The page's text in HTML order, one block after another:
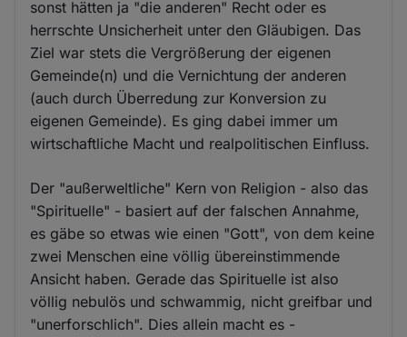
sonst hätten ja "die anderen" Recht oder es
herrschte Unsicherheit unter den Gläubigen. Das
Ziel war stets die Vergrößerung der eigenen
Gemeinde(n) und die Vernichtung der anderen
(auch durch Überredung zur Konversion zu
eigenen Gemeinde). Es ging dabei immer um
wirtschaftliche Macht und realpolitischen Einfluss.
Der "außerweltliche" Kern von Religion - also das
"Spirituelle" - basiert auf der falschen Annahme,
es gäbe so etwas wie einen "Gott", von dem keine
zwei Menschen eine völlig übereinstimmende
Ansicht haben. Gerade das Spirituelle ist also
völlig nebulös und schwammig, nicht greifbar und
"unerforschlich". Dies allein macht es -